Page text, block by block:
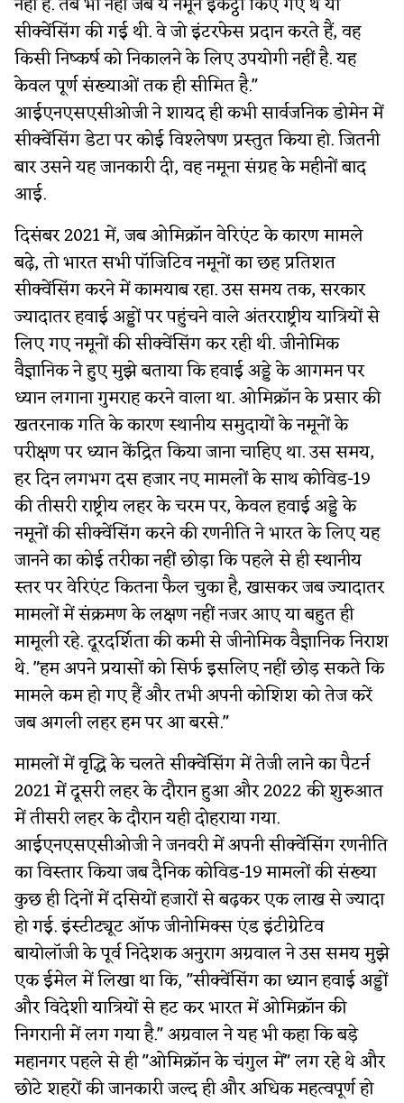
सीक्वेंसिंग की गई थी. वे जो इंटरफेस प्रदान करते हैं, वह
किसी निष्कर्ष को निकालने के लिए उपयोगी नहीं है. यह
केवल पूर्ण संख्याओं तक ही सीमित है."
आईएनएसएसीओजी ने शायद ही कभी सार्वजनिक डोमेन में
सीक्वेंसिंग डेटा पर कोई विश्लेषण प्रस्तुत किया हो. जितनी
बार उसने यह जानकारी दी, वह नमूना संग्रह के महीनों बाद
आई.
दिसंबर 2021 में, जब ओमिक्रॉन वेरिएंट के कारण मामले
बढ़े, तो भारत सभी पॉजिटिव नमूनों का छह प्रतिशत
सीक्वेंसिंग करने में कामयाब रहा. उस समय तक, सरकार
ज्यादातर हवाई अड्डों पर पहुंचने वाले अंतरराष्ट्रीय यात्रियों से
लिए गए नमूनों की सीक्वेंसिंग कर रही थी. जीनोमिक
वैज्ञानिक ने हुए मुझे बताया कि हवाई अड्डे के आगमन पर
ध्यान लगाना गुमराह करने वाला था. ओमिक्रॉन के प्रसार की
खतरनाक गति के कारण स्थानीय समुदायों के नमूनों के
परीक्षण पर ध्यान केंद्रित किया जाना चाहिए था. उस समय,
हर दिन लगभग दस हजार नए मामलों के साथ कोविड-19
की तीसरी राष्ट्रीय लहर के चरम पर, केवल हवाई अड्डे के
नमूनों की सीक्वेंसिंग करने की रणनीति ने भारत के लिए यह
जानने का कोई तरीका नहीं छोड़ा कि पहले से ही स्थानीय
स्तर पर वेरिएंट कितना फैल चुका है, खासकर जब ज्यादातर
मामलों में संक्रमण के लक्षण नहीं नजर आए या बहुत ही
मामूली रहे. दूरदर्शिता की कमी से जीनोमिक वैज्ञानिक निराश
थे. "हम अपने प्रयासों को सिर्फ इसलिए नहीं छोड़ सकते कि
मामले कम हो गए हैं और तभी अपनी कोशिश को तेज करें
जब अगली लहर हम पर आ बरसे."
मामलों में वृद्धि के चलते सीक्वेंसिंग में तेजी लाने का पैटर्न
2021 में दूसरी लहर के दौरान हुआ और 2022 की शुरुआत
में तीसरी लहर के दौरान यही दोहराया गया.
आईएनएसएसीओजी ने जनवरी में अपनी सीक्वेंसिंग रणनीति
का विस्तार किया जब दैनिक कोविड-19 मामलों की संख्या
कुछ ही दिनों में दसियों हजारों से बढ़कर एक लाख से ज्यादा
हो गई. इंस्टीट्यूट ऑफ जीनोमिक्स एंड इंटीग्रेटिव
बायोलॉजी के पूर्व निदेशक अनुराग अग्रवाल ने उस समय मुझे
एक ईमेल में लिखा था कि, "सीक्वेंसिंग का ध्यान हवाई अड्डों
और विदेशी यात्रियों से हट कर भारत में ओमिक्रॉन की
निगरानी में लग गया है." अग्रवाल ने यह भी कहा कि बड़े
महानगर पहले से ही "ओमिक्रॉन के चंगुल में" लग रहे थे और
छोटे शहरों की जानकारी जल्द ही और अधिक महत्वपूर्ण हो